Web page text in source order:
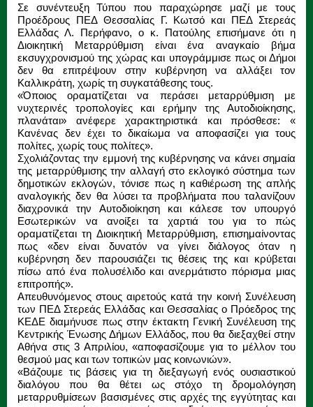
Σε συνέντευξη Τύπου που παραχώρησε μαζί με τους
Προέδρους ΠΕΔ Θεσσαλίας Γ. Κωτσό και ΠΕΔ Στερεάς
Ελλάδας Λ. Περήφανο, ο κ. Πατούλης επισήμανε ότι η
Διοικητική Μεταρρύθμιση είναι ένα αναγκαίο βήμα
εκσυγχρονισμού της χώρας και υπογράμμισε πως οι Δήμοι
δεν θα επιτρέψουν στην κυβέρνηση να αλλάξει τον
Καλλικράτη, χωρίς τη συγκατάθεσης τους.
«Όποιος οραματίζεται να περάσει μεταρρύθμιση με
νυχτερινές τροπολογίες και ερήμην της Αυτοδιοίκησης,
πλανάται» ανέφερε χαρακτηριστικά και πρόσθεσε: «
Κανένας δεν έχει το δικαίωμα να αποφασίζει για τους
πολίτες, χωρίς τους πολίτες».
Σχολιάζοντας την εμμονή της κυβέρνησης να κάνει σημαία
της μεταρρύθμισης την αλλαγή στο εκλογικό σύστημα των
δημοτικών εκλογών, τόνισε πως η καθιέρωση της απλής
αναλογικής δεν θα λύσει τα προβλήματα που ταλανίζουν
διαχρονικά την Αυτοδιοίκηση και κάλεσε τον υπουργό
Εσωτερικών να ανοίξει τα χαρτιά του για το πώς
οραματίζεται τη Διοικητική Μεταρρύθμιση, επισημαίνοντας
πως «δεν είναι δυνατόν να γίνει διάλογος όταν η
κυβέρνηση δεν παρουσιάζει τις θέσεις της και κρύβεται
πίσω από ένα πολυσέλιδο και ανερμάτιστο πόρισμα μιας
επιτροπής».
Απευθυνόμενος στους αιρετούς κατά την κοινή Συνέλευση
των ΠΕΔ Στερεάς Ελλάδας και Θεσσαλίας ο Πρόεδρος της
ΚΕΔΕ διαμήνυσε πως στην έκτακτη Γενική Συνέλευση της
Κεντρικής Ένωσης Δήμων Ελλάδος, που θα διεξαχθεί στην
Αθήνα στις 3 Απριλίου, «αποφασίζουμε για το μέλλον του
θεσμού μας και των τοπικών μας κοινωνιών».
«Βάζουμε τις βάσεις για τη διεξαγωγή ενός ουσιαστικού
διαλόγου που θα θέτει ως στόχο τη δρομολόγηση
μεταρρυθμίσεων βασισμένες στις αρχές της εγγύτητας και